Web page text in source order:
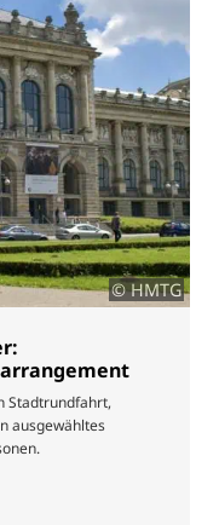
© HMTG
Stadtrundfahrt,
ausgewähltes